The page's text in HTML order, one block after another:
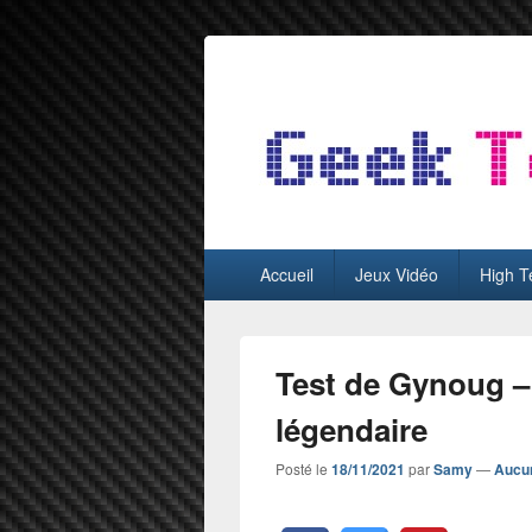
GeekTest
principalAccueil Jeux Vidéo High
Test de Gynoug
légendaire
Posté le 18/11/2021 parSamy—